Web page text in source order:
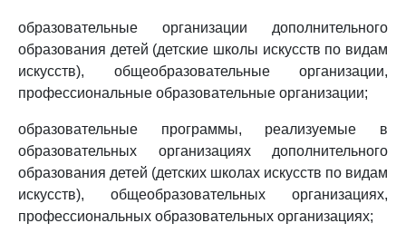
образовательные организации дополнительного
образования детей (детские школы искусств по видам
искусств), общеобразовательные организации,
профессиональные образовательные организации;
образовательные программы, реализуемые в
образовательных организациях дополнительного
образования детей (детских школах искусств по видам
искусств), общеобразовательных организациях,
профессиональных образовательных организациях;